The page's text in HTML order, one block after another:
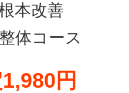
本改善
体コース
円